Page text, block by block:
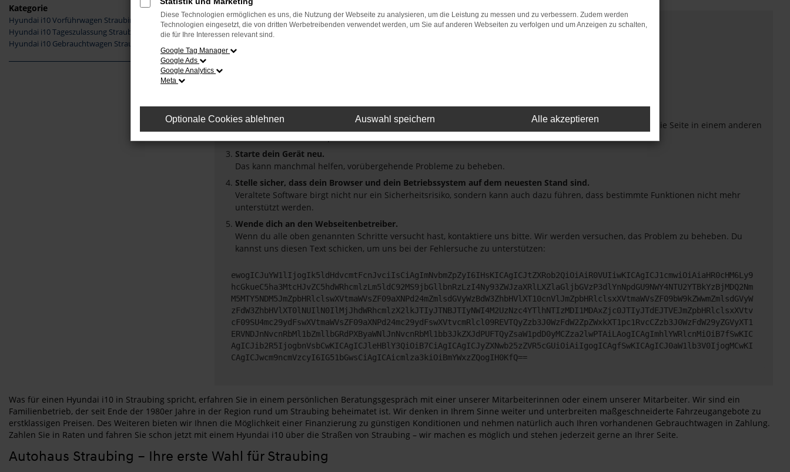
Kategorie
Hyundai i10 Vorführwagen Straubing
Hyundai i10 Tageszulassung Straubing
Hyundai i10 Gebrauchtwagen Straubing
Fehler: Network Error
Beim Laden ist ein Fehler aufgetreten.
Prüfe deine Browsererweiterungen.
Manche Erweiterungen, wie Werbeblocker, können das Laden bestimmter Seiten verhindern. Funktioniert die Seite in einem anderen
Starte dein Gerät neu.
Das kann manchmal helfen, vorübergehende Probleme zu beheben.
Stelle sicher, dass dein Browser und dein Betriebssystem auf dem neuesten Stand sind.
Veraltete Software birgt nicht nur ein Sicherheitsrisiko, sondern kann auch dazu führen, dass bestimmte Funktionen nicht mehr
unterstützt werden.
Wende dich an den Webseitenbetreiber.
Wenn du alle oben genannten Schritte versucht hast, kontaktiere uns bitte. Wir werden versuchen, das Problem zu beheben. Du
kannst uns diesen Text schicken, um uns bei der Fehlersuche zu unterstützen:
ewogICJuYW1lIjogIk5ldHdvcmtFcnJvciIsCiAgImNvbmZpZyI6IHsKICAgICJtZXRob2QiOiAiR0VUIiwKICAgICJ1cmwiOiAiaHR0cHM6Ly9
hcGkueC5ha3MtcHJvZC5hdWRhcmlzLm5ldC92MS9jbGllbnRzLzI4Ny93ZWJzaXRlLXZlaGljbGVzP3dlYnNpdGU9NWY4NTU2YTBkYzBjMDQ2Nm
M5MTY5NDM5JmZpbHRlclswXVtmaWVsZF09aXNPd24mZmlsdGVyWzBdW3ZhbHVlXT10cnVlJmZpbHRlclsxXVtmaWVsZF09bW9kZWwmZmlsdGVyW
zFdW3ZhbHVlXT0lNUIlN0IlMjJhdWRhcmlzX2lkJTIyJTNBJTIyNWI4M2UzNzc4YTlhNTIzMDI1MDAxZjc0JTIyJTdEJTVEJmZpbHRlclsxXVtv
cF09SU4mc29ydFswXVtmaWVsZF09aXNPd24mc29ydFswXVtvcmRlcl09REVTQyZzb3J0WzFdW2ZpZWxkXT1pc1RvcCZzb3J0WzFdW29yZGVyXT1
ERVNDJnNvcnRbMl1bZmllbGRdPXByaWNlJnNvcnRbMl1bb3JkZXJdPUFTQyZsaW1pdD0yMCZza2lwPTAiLAogICAgImhlYWRlcnMiOiB7fSwKIC
AgICJib2R5IjogbnVsbCwKICAgICJleHBlY3QiOiB7CiAgICAgICJyZXNwb25zZVR5cGUiOiAiIgogICAgfSwKICAgICJ0aW1lb3V0IjogMCwKI
CAgICJwcm9ncmVzcyI6IG51bGwsCiAgICAicmlza3kiOiBmYWxzZQogIH0KfQ==
Was für einen Hyundai i10 in Straubing spricht, erfahren Sie in einem persönlichen Beratungsgespräch mit einer unserer Mitarbeiterinnen oder einem unserer Mitarbeiter. Wir sind ein
Familienbetrieb, der seit Ende der 1980er Jahre in der Region rund um Straubing beheimatet ist. Wir denken in Ihrem Sinne weiter und unterbreiten maßgeschneiderte Fahrzeugangebote zu
erstklassigen Preisen. Des Weiteren bieten wir Ihnen die Möglichkeit einer Finanzierung zu günstigen Konditionen und nehmen natürlich auch Ihren vorhandenen Gebrauchtwagen in Zahlung.
Zahlen Sie in Raten und fahren Sie schon jetzt mit einem Hyundai i10 über die Straßen von Straubing – wir machen es möglich und stehen jederzeit gerne an Ihrer Seite.
Autohaus Straubing – Ihre erste Wahl für Straubing
Diese Technologien ermöglichen es uns, die Nutzung der Webseite zu analysieren, um die Leistung zu messen und zu verbessern. Zudem werden
Technologien eingesetzt, die von dritten Werbetreibenden verwendet werden, um Sie auf anderen Webseiten zu verfolgen und um Anzeigen zu schalten,
die für Ihre Interessen relevant sind.
Google Tag Manager
Google Ads
Google Analytics
Meta
Optionale Cookies ablehnen Auswahl speichern Alle akzeptieren